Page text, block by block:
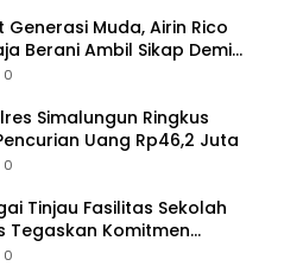
Muda, Airin Rico
Berani Ambil Sikap Demi
0
Simalungun Ringkus
Uang Rp46,2 Juta
0
Tinjau Fasilitas Sekolah
Tegaskan Komitmen
Belajar Aman dan
0